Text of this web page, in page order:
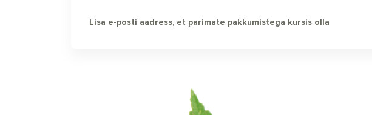
Lisa e-posti aadress, et parimate pakkumistega kursis olla